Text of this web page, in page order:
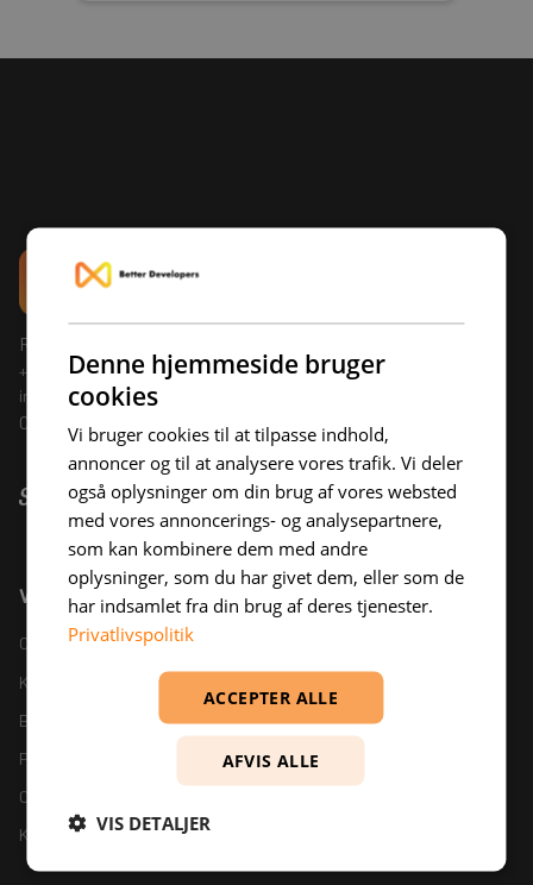
Rosenkrantzgade 12D, 8000 Aarhus C
+45 53 80 00 54
info@betterdevelopers.dk
CVR: 43791370
Virksomheden
Om os
Karriere
Blog
People
Cases
Kontakt os
Denne hjemmeside bruger
cookies
Vi bruger cookies til at tilpasse indhold,
annoncer og til at analysere vores trafik. Vi deler
også oplysninger om din brug af vores websted
med vores annoncerings- og analysepartnere,
som kan kombinere dem med andre
oplysninger, som du har givet dem, eller som de
har indsamlet fra din brug af deres tjenester.
Privatlivspolitik
ACCEPTER ALLE
AFVIS ALLE
VIS DETALJER